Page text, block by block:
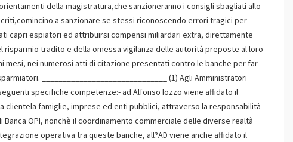
della magistratura,che sanzioneranno i consigli sbagliati allo
a sanzionare se stessi riconoscendo errori tragici per
capri espiatori ed attribuirsi compensi miliardari extra, direttamente
tradito e della omessa vigilanza delle autorità preposte al loro
nei numerosi atti di citazione presentati contro le banche per far
______________________________ (1) Agli Amministratori
specifiche competenze:- ad Alfonso Iozzo viene affidato il
clientela famiglie, imprese ed enti pubblici, attraverso la responsabilità
OPI, nonchè il coordinamento commerciale delle diverse realtà
operativa tra queste banche, all?AD viene anche affidato il